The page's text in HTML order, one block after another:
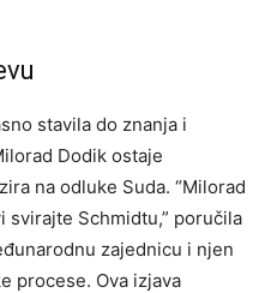
stavila do znanja i
Dodik ostaje
na odluke Suda. “Milorad
svirajte Schmidtu,” poručila
zajednicu i njen
procese. Ova izjava